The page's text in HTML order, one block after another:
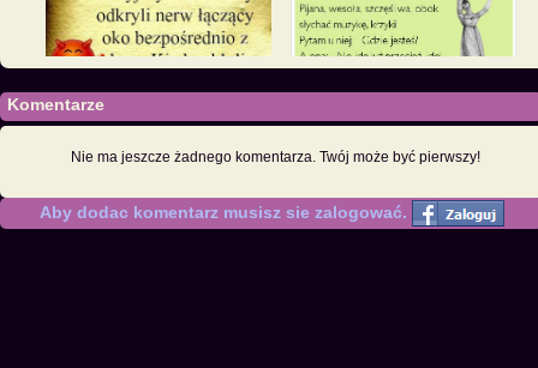
Komentarze
Nie ma jeszcze żadnego komentarza. Twój może być pierwszy!
Aby dodac komentarz musisz sie zalogować.